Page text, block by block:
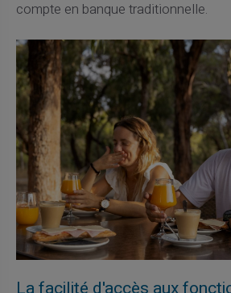
compte en banque traditionnelle.